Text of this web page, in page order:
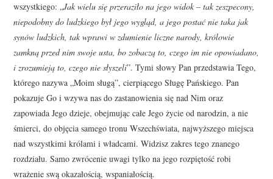
wszystkiego: „Jak wielu się przeraziło na jego widok – tak zeszpecony,
niepodobny do ludzkiego był jego wygląd, a jego postać nie taka jak
synów ludzkich, tak wprawi w zdumienie liczne narody, królowie
zamkną przed nim swoje usta, bo zobaczą to, czego im nie opowiadano,
i zrozumieją to, czego nie słyszeli”. Tymi słowy Pan przedstawia Tego,
którego nazywa „Moim sługą”, cierpiącego Sługę Pańskiego. Pan
pokazuje Go i wzywa nas do zastanowienia się nad Nim oraz
zapowiada Jego dzieje, obejmując całe Jego życie od narodzin, a nie
śmierci, do objęcia samego tronu Wszechświata, najwyższego miejsca
nad wszystkimi królami i władcami. Widzisz zakres tego znanego
rozdziału. Samo zwrócenie uwagi tylko na jego rozpiętość robi
wrażenie swą okazałością, wspaniałością.